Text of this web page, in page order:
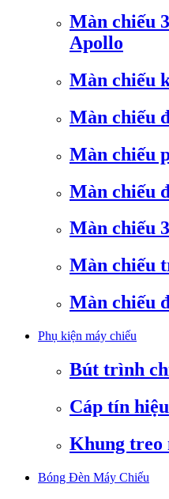
Màn chiếu
Apollo
Màn chiếu
Màn chiếu
Màn chiếu
Màn chiếu
Màn chiếu
Màn chiếu
Màn chiếu
Phụ kiện máy chiếu
Bút trình
Cáp tín hiệu
Khung treo
Bóng Đèn Máy Chiếu